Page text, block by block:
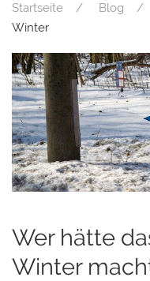
Startseite Blog
Winter
Wer hätte
Winter